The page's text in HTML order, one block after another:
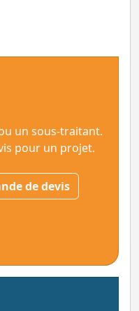
un sous-traitant.
pour un projet.
de devis